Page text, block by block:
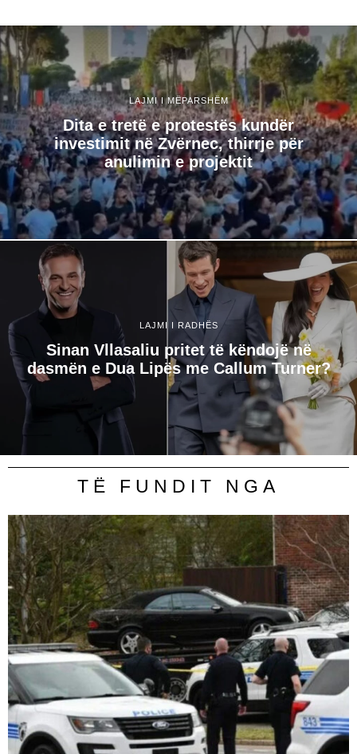
LAJMI I MËPARSHËM
​Dita e tretë e protestës kundër
investimit në Zvërnec, thirrje për
anulimin e projektit
LAJMI I RADHËS
Sinan Vllasaliu pritet të këndojë në
dasmën e Dua Lipës me Callum Turner?
TË FUNDIT NGA